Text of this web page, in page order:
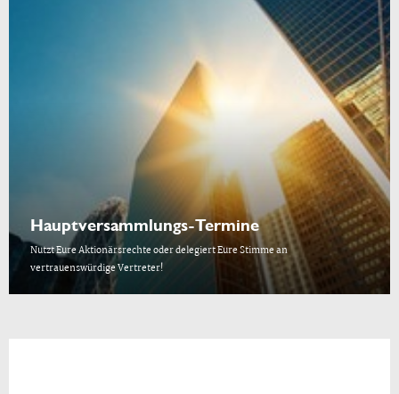
Hauptversammlungs-Termine
Nutzt Eure Aktionärsrechte oder delegiert Eure Stimme an
vertrauenswürdige Vertreter!